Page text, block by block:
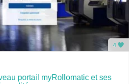
4
portail myRollomatic et ses